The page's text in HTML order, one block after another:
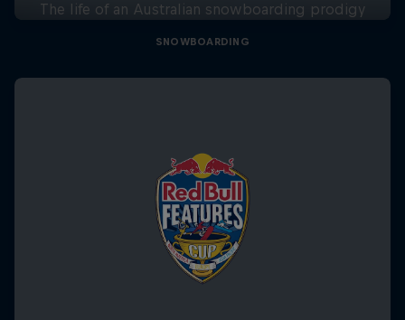
The life of an Australian snowboarding prodigy
SNOWBOARDING